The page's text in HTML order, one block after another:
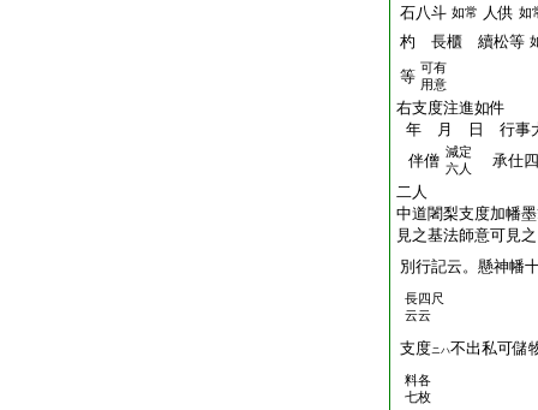
石八斗 如常 人供 如
杓 長櫃 續松等
等 可有
用意
右支度注進如件
年 月 日 行事大
伴僧 減定
六人
承仕
二人
中道闍梨支度加幡
見之基法師意可見之
別行記云。懸神幡
長四尺
云云
支度ニハ不出私可儲
料各
七枚